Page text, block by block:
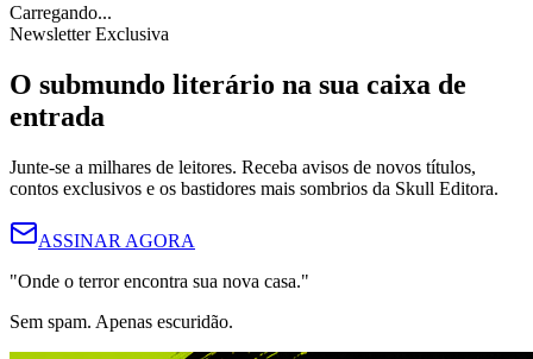
Carregando...
Newsletter Exclusiva
O submundo literário na sua caixa de
entrada
Junte-se a milhares de leitores. Receba avisos de novos títulos,
contos exclusivos e os bastidores mais sombrios da Skull Editora.
ASSINAR AGORA
"Onde o terror encontra sua nova casa."
Sem spam. Apenas escuridão.